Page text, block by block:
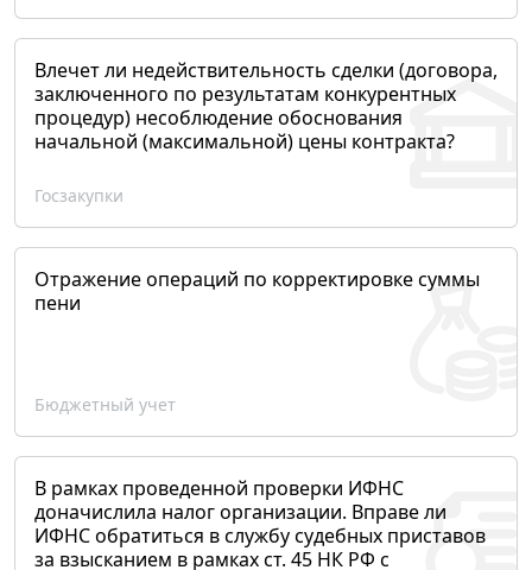
Влечет ли недействительность сделки (договора,
заключенного по результатам конкурентных
процедур) несоблюдение обоснования
начальной (максимальной) цены контракта?
Госзакупки
Отражение операций по корректировке суммы
пени
Бюджетный учет
В рамках проведенной проверки ИФНС
доначислила налог организации. Вправе ли
ИФНС обратиться в службу судебных приставов
за взысканием в рамках ст. 45 НК РФ с